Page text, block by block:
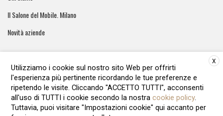
Il Salone del Mobile. Milano
Novità aziende
ArreCasa e' una testata giornalistica registrata al tribunale di
Roma - Numero 51/2016 Direttore responsabile: Raffaella Roani
Editore: ARvis.it - Via Alessandria 88 00198 Roma - 09041871006
REA1135122 - Cap.soc.12.500 € i.v
X
Utilizziamo i cookie sul nostro sito Web per offrirti
l'esperienza più pertinente ricordando le tue preferenze e
ripetendo le visite. Cliccando "ACCETTO TUTTI", acconsenti
all'uso di TUTTI i cookie secondo la nostra cookie policy.
Tuttavia, puoi visitare "Impostazioni cookie" qui accanto per